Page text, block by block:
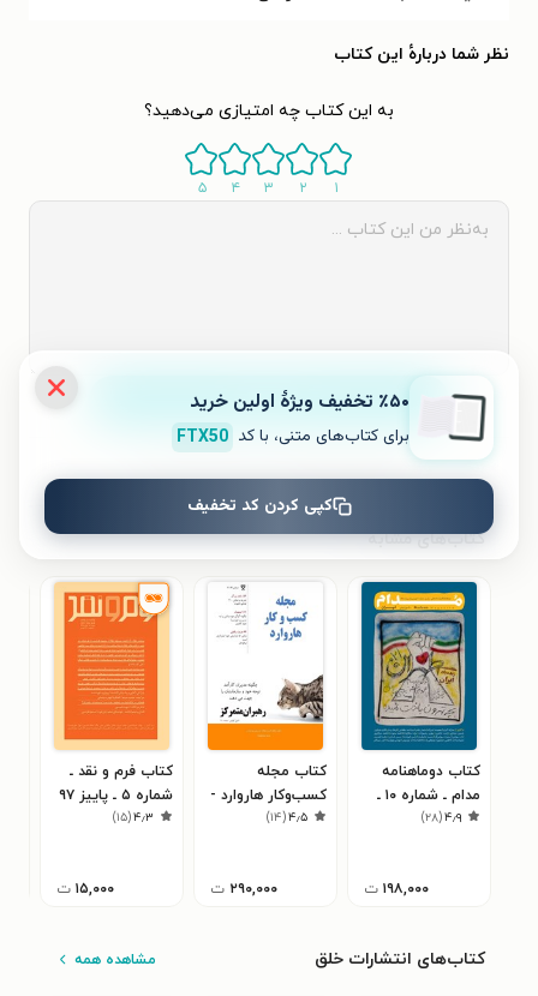
نظر شما دربارهٔ این کتاب
به این کتاب چه امتیازی می‌دهید؟
۱ ۲ ۳ ۴ ۵
ثبت نظر
کتاب‌های مشابه
کتاب دوماهنامه
مدام ـ شماره ۱۰ ـ
تهران
۴٫۹(۲۸)
۱۹۸,۰۰۰ ت
کتاب مجله
کسب‌وکار هاروارد -
دسامبر۲۰۱۳
۴٫۵(۱۴)
۲۹۰,۰۰۰ ت
کتاب فرم و نقد ـ
شماره ۵ ـ پاییز ۹۷
۴٫۳(۱۵)
۱۵,۰۰۰ ت
کتاب‌های انتشارات خلق مشاهده همه
٪۵۰ تخفیف ویژۀ اولین خرید
برای کتاب‌های متنی، با کد FTX50
کپی کردن کد تخفیف